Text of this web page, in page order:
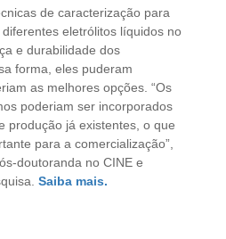
de caracterização para
eletrólitos líquidos no
e durabilidade dos
forma, eles puderam
as melhores opções. “Os
poderiam ser incorporados
produção já existentes, o que
para a comercialização”,
doutoranda no CINE e
Saiba mais.